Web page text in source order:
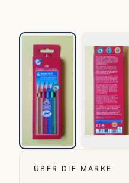
ÜBER DIE MARKE